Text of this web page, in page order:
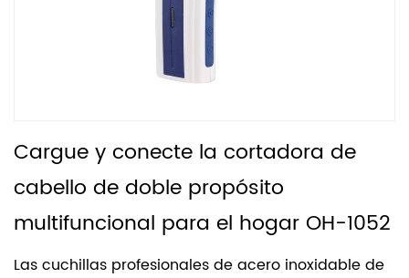
Cargue y conecte la cortadora de
cabello de doble propósito
multifuncional para el hogar OH-1052
Las cuchillas profesionales de acero inoxidable de